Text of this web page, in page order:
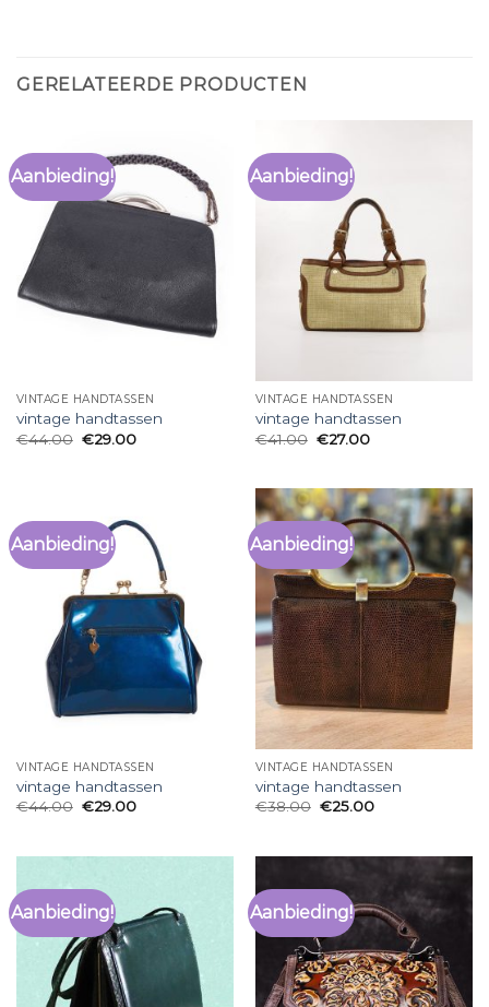
GERELATEERDE PRODUCTEN
Aanbieding!
VINTAGE HANDTASSEN
vintage handtassen
€44.00 €29.00
Aanbieding!
VINTAGE HANDTASSEN
vintage handtassen
€41.00 €27.00
Aanbieding!
VINTAGE HANDTASSEN
vintage handtassen
€44.00 €29.00
Aanbieding!
VINTAGE HANDTASSEN
vintage handtassen
€38.00 €25.00
Aanbieding! Aanbieding!